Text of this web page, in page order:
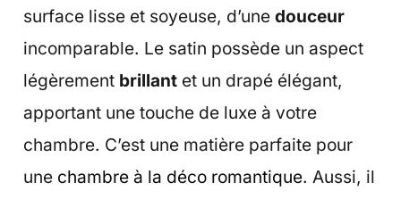
surface lisse et soyeuse, d’une douceur
incomparable. Le satin possède un aspect
légèrement brillantet un drapé élégant,
apportant une touche de luxe à votre
chambre. C’est une matière parfaite pour
une chambre à la déco romantique. Aussi, il